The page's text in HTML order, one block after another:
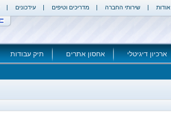
עידכונים מדריכים וטיפים שירותי החברה אודות
ארכיון דיגיטלי אחסון אתרים תיק עבודות